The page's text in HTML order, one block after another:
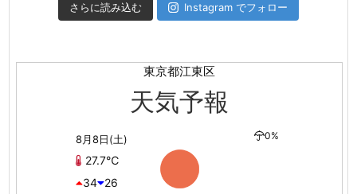
さらに読み込む Instagram でフォロー
東京都江東区
天気予報
8月8日(土)
27.7℃
34 26
0%